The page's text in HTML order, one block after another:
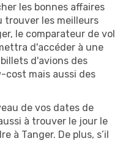
les bonnes affaires
trouver les meilleurs
le comparateur de vol
d'accéder à une
d'avions des
cost mais aussi des
de vos dates de
à trouver le jour le
à Tanger. De plus, s’il